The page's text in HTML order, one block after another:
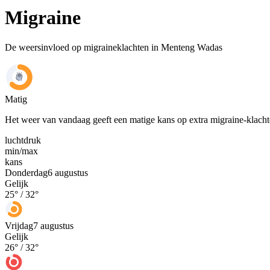
Migraine
De weersinvloed op migraineklachten in Menteng Wadas
Matig
Het weer van vandaag geeft een matige kans op extra migraine-
luchtdruk
min/max
kans
Donderdag6 augustus
Gelijk
25° /32°
Vrijdag7 augustus
Gelijk
26° /32°